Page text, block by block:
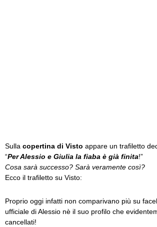
Sulla copertina di Visto appare un trafiletto
“Per Alessio e Giulia la fiaba è già finita!”
Cosa sarà successo? Sarà veramente così?
Ecco il trafiletto su Visto:
Proprio oggi infatti non comparivano più su
ufficiale di Alessio nè il suo profilo che
cancellati!